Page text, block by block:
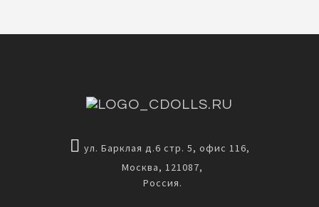
ул. Барклая д.6 стр. 5, офис 116,
Москва, 121087,
Россия.